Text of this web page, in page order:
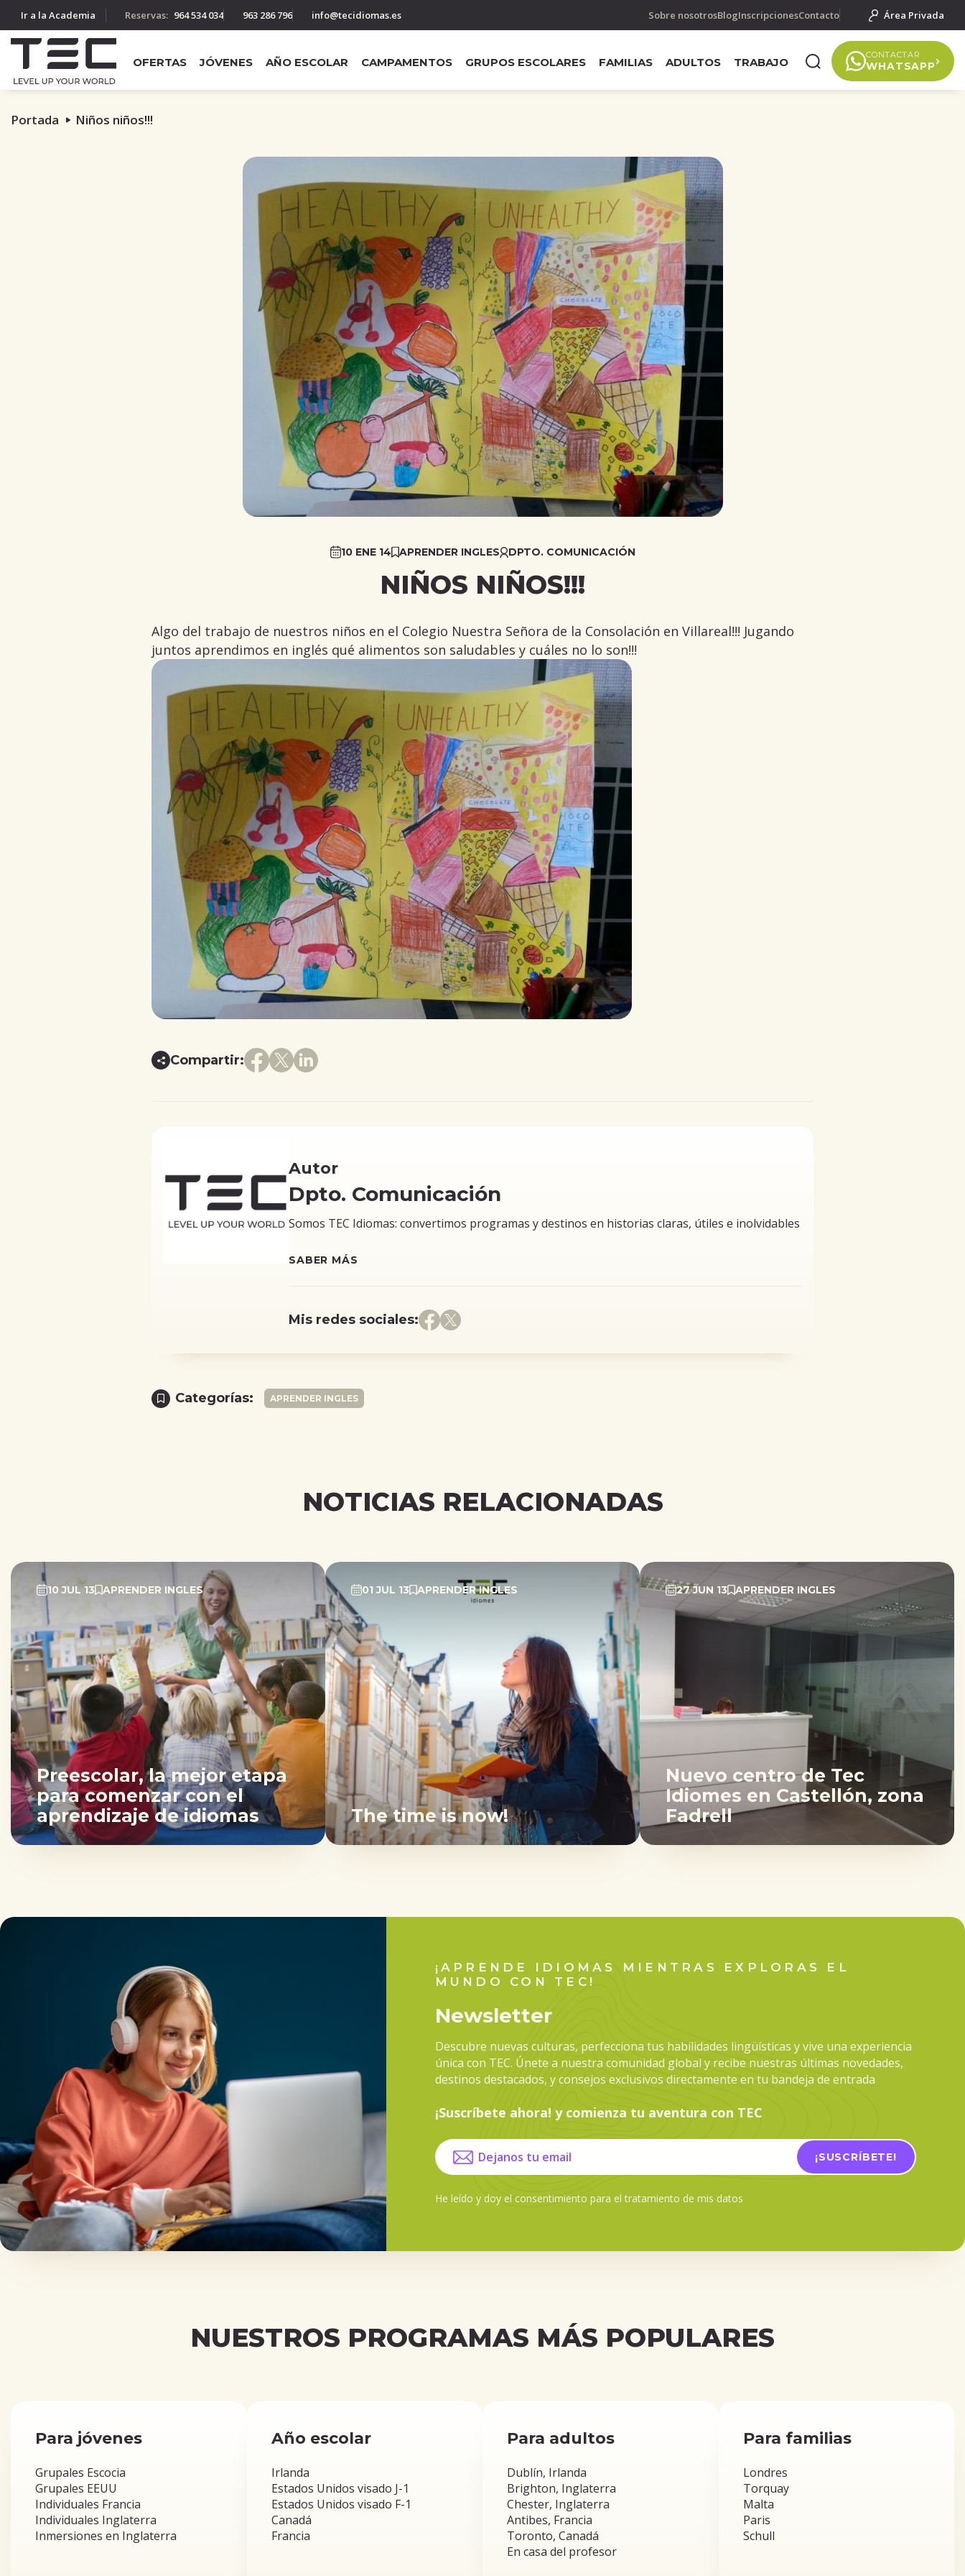
Ir a la Academia Reservas: 964 534 034 963 286 796 info@tecidiomas.es Sobre nosotrosBlogInscripcionesContacto Área Privada
OFERTAS JÓVENES AÑO ESCOLAR CAMPAMENTOS GRUPOS ESCOLARES FAMILIAS ADULTOS TRABAJO
CONTACTAR
WHATSAPP
Portada Niños niños!!!
10 ENE 14 APRENDER INGLES DPTO. COMUNICACIÓN
NIÑOS NIÑOS!!!
Algo del trabajo de nuestros niños en el Colegio Nuestra Señora de la Consolación en Villareal!!! Jugando
juntos aprendimos en inglés qué alimentos son saludables y cuáles no lo son!!!
Compartir:
Autor
Dpto. Comunicación
Somos TEC Idiomas: convertimos programas y destinos en historias claras, útiles e inolvidables
SABER MÁS
Mis redes sociales:
Categorías: APRENDER INGLES
NOTICIAS RELACIONADAS
10 JUL 13 APRENDER INGLES
Preescolar, la mejor etapa
para comenzar con el
aprendizaje de idiomas
01 JUL 13 APRENDER INGLES
The time is now!
27 JUN 13 APRENDER INGLES
Nuevo centro de Tec
Idiomes en Castellón, zona
Fadrell
¡APRENDE IDIOMAS MIENTRAS EXPLORAS EL
MUNDO CON TEC!
Newsletter
Descubre nuevas culturas, perfecciona tus habilidades lingüísticas y vive una experiencia
única con TEC. Únete a nuestra comunidad global y recibe nuestras últimas novedades,
destinos destacados, y consejos exclusivos directamente en tu bandeja de entrada
¡Suscríbete ahora! y comienza tu aventura con TEC
He leído y doy el consentimiento para el tratamiento de mis datos
NUESTROS PROGRAMAS MÁS POPULARES
Para jóvenes
Grupales Escocia
Grupales EEUU
Individuales Francia
Individuales Inglaterra
Inmersiones en Inglaterra
Año escolar
Irlanda
Estados Unidos visado J-1
Estados Unidos visado F-1
Canadá
Francia
Para adultos
Dublín, Irlanda
Brighton, Inglaterra
Chester, Inglaterra
Antibes, Francia
Toronto, Canadá
En casa del profesor
Para familias
Londres
Torquay
Malta
Paris
Schull